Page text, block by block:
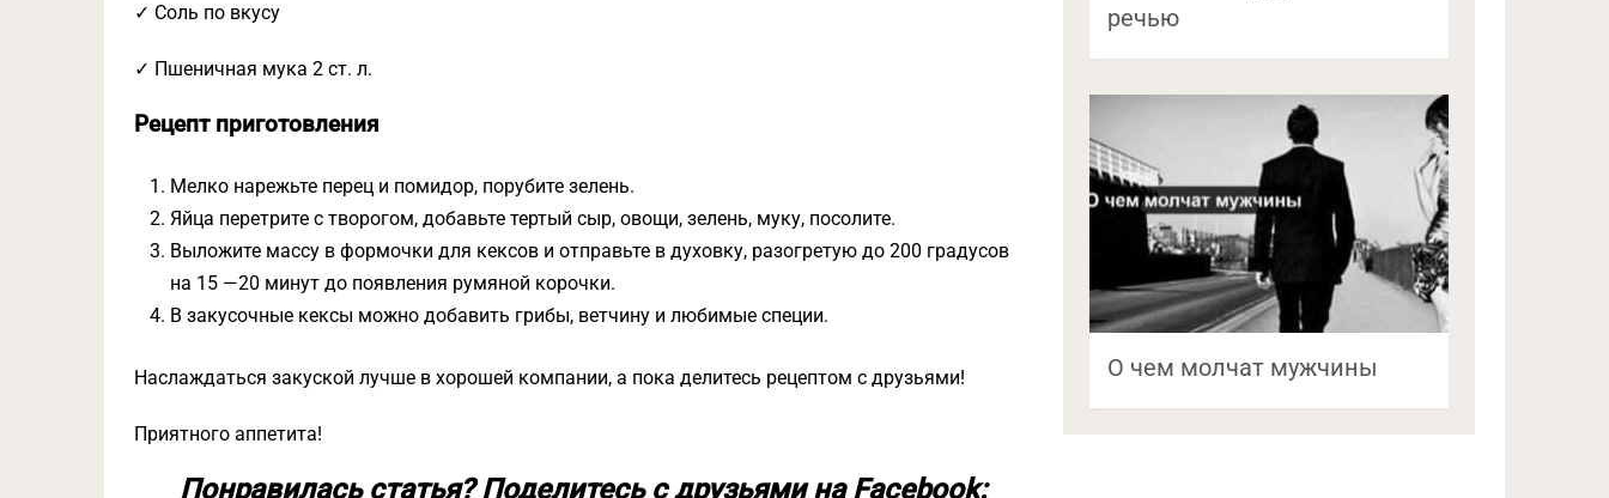
✓ Соль по вкусу
✓ Пшеничная мука 2 ст. л.
Рецепт приготовления
Мелко нарежьте перец и помидор, порубите зелень.
Яйца перетрите с творогом, добавьте тертый сыр, овощи, зелень, муку, посолите.
Выложите массу в формочки для кексов и отправьте в духовку, разогретую до 200 градусов
на 15 —20 минут до появления румяной корочки.
В закусочные кексы можно добавить грибы, ветчину и любимые специи.
Наслаждаться закуской лучше в хорошей компании, а пока делитесь рецептом с друзьями!
Приятного аппетита!
Понравилась статья? Поделитесь с друзьями на Facebook:
речью
О чем молчат мужчины